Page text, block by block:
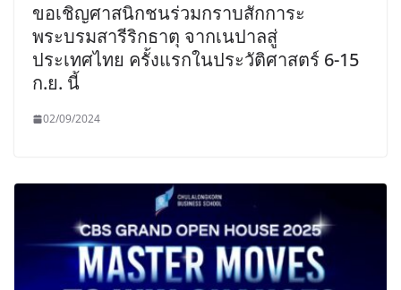
ขอเชิญศาสนิกชนร่วมกราบสักการะ
พระบรมสารีริกธาตุ จากเนปาลสู่
ประเทศไทย ครั้งแรกในประวัติศาสตร์ 6-15
ก.ย. นี้
02/09/2024